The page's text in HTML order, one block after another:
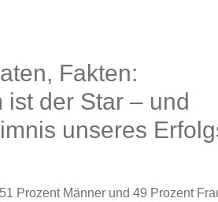
Fakten:
ist der Star – und
unseres